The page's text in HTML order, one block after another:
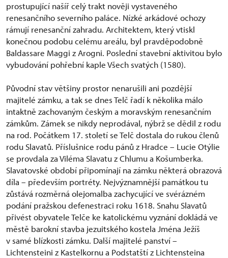
prostupující našíř celý trakt nověji vystaveného
renesančního severního paláce. Nízké arkádové ochozy
rámují renesanční zahradu. Architektem, který vtiskl
konečnou podobu celému areálu, byl pravděpodobně
Baldassare Maggi z Arogni. Poslední stavební aktivitou bylo
vybudování pohřební kaple Všech svatých (1580).
Původní stav většiny prostor nenarušili ani pozdější
majitelé zámku, a tak se dnes Telč řadí k několika málo
intaktně zachovaným českým a moravským renesančním
zámkům. Zámek se nikdy neprodával, nýbrž se dědil z rodu
na rod. Počátkem 17. století se Telč dostala do rukou členů
rodu Slavatů. Příslušnice rodu pánů z Hradce – Lucie Otýlie
se provdala za Viléma Slavatu z Chlumu a Košumberka.
Slavatovské období připomínají na zámku některá obrazová
díla – především portréty. Nejvýznamnější památkou tu
zůstává rozměrná olejomalba zachycující ve svérázném
podání pražskou defenestraci roku 1618. Snahu Slavatů
přivést obyvatele Telče ke katolickému vyznání dokládá ve
městě barokní stavba jezuitského kostela Jména Ježíš
v samé blízkosti zámku. Další majitelé panství –
Lichtensteini z Kastelkornu a Podstatští z Lichtensteina